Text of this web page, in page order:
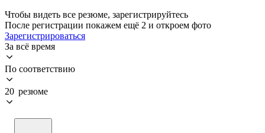
Чтобы видеть все резюме, зарегистрируйтесь
После регистрации покажем ещё 2 и откроем фото
Зарегистрироваться
За всё время
По соответствию
20 резюме